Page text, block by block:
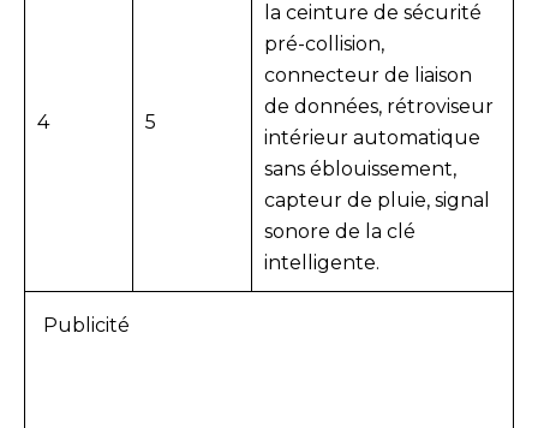
4 5
la ceinture de sécurité
pré-collision,
connecteur de liaison
de données, rétroviseur
intérieur automatique
sans éblouissement,
capteur de pluie, signal
sonore de la clé
intelligente.
Publicité